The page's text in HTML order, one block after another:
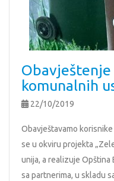
komunalnih
22/10/2019
Obavještavamo
se u okviru projekta
unija, a realizuje Opština
sa partnerima, u skladu